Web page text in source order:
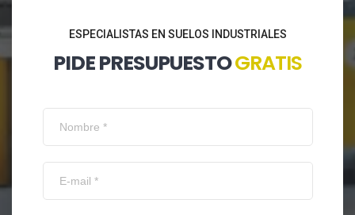
ESPECIALISTAS EN SUELOS INDUSTRIALES
PIDE PRESUPUESTOGRATIS